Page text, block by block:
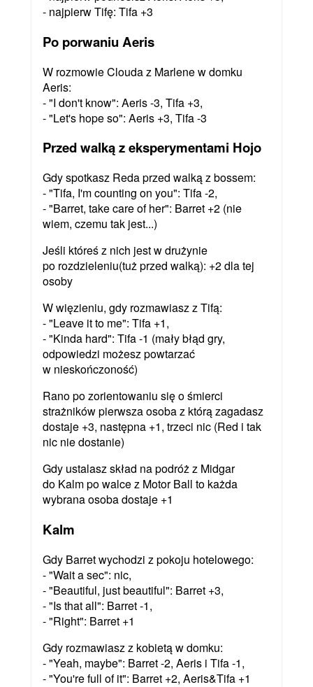
- najpierw Tifę: Tifa +3
Po porwaniu Aeris
W rozmowie Clouda z Marlene w domku
Aeris:
- "I don't know": Aeris -3, Tifa +3,
- "Let's hope so": Aeris +3, Tifa -3
Przed walką z eksperymentami Hojo
Gdy spotkasz Reda przed walką z bossem:
- "Tifa, I'm counting on you": Tifa -2,
- "Barret, take care of her": Barret +2 (nie
wiem, czemu tak jest...)
Jeśli któreś z nich jest w drużynie
po rozdzieleniu(tuż przed walką): +2 dla tej
osoby
W więzieniu, gdy rozmawiasz z Tifą:
- "Leave it to me": Tifa +1,
- "Kinda hard": Tifa -1 (mały błąd gry,
odpowiedzi możesz powtarzać
w nieskończoność)
Rano po zorientowaniu się o śmierci
strażników pierwsza osoba z którą zagadasz
dostaje +3, następna +1, trzeci nic (Red i tak
nic nie dostanie)
Gdy ustalasz skład na podróż z Midgar
do Kalm po walce z Motor Ball to każda
wybrana osoba dostaje +1
Kalm
Gdy Barret wychodzi z pokoju hotelowego:
- "Wait a sec": nic,
- "Beautiful, just beautiful": Barret +3,
- "Is that all": Barret -1,
- "Right": Barret +1
Gdy rozmawiasz z kobietą w domku:
- "Yeah, maybe": Barret -2, Aeris i Tifa -1,
- "You're full of it": Barret +2, Aeris&Tifa +1